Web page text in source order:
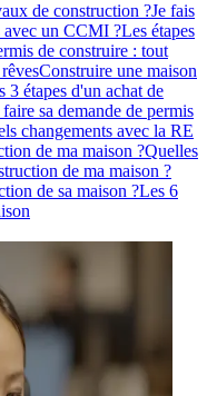
de construction ?Je fais
avec un CCMI ?Les étapes
de construire : tout
Construire une maison
3 étapes d'un achat de
sa demande de permis
changements avec la RE
de ma maison ?Quelles
de ma maison ?
de sa maison ?Les 6